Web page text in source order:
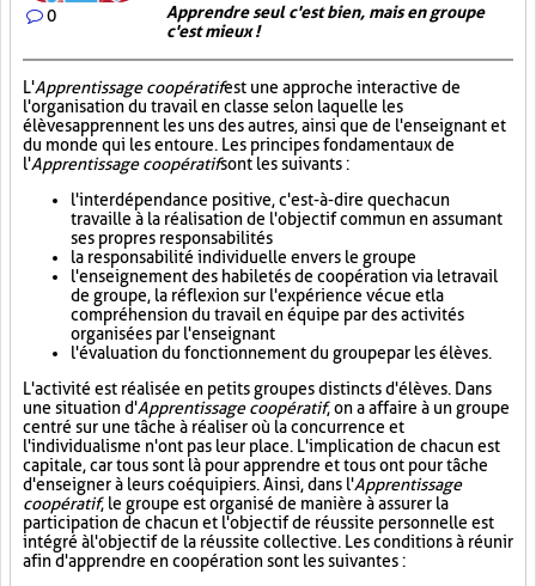
0
Apprendre seul c'est bien, mais en groupe
c'est mieux !
L'Apprentissage coopératifest une approche interactive de
l'organisation du travail en classe selon laquelle les
élèves apprennent les uns des autres, ainsi que de l'enseignant et
du monde qui les entoure. Les principes fondamentaux de
l'Apprentissage coopératifsont les suivants :
l'interdépendance positive, c'est-à-dire que chacun
travaille à la réalisation de l'objectif commun en assumant
ses propres responsabilités
la responsabilité individuelle envers le groupe
l'enseignement des habiletés de coopération via le travail
de groupe, la réflexion sur l'expérience vécue et la
compréhension du travail en équipe par des activités
organisées par l'enseignant
l'évaluation du fonctionnement du groupe par les élèves.
L'activité est réalisée en petits groupes distincts d'élèves. Dans
une situation d'Apprentissage coopératif, on a affaire à un groupe
centré sur une tâche à réaliser où la concurrence et
l'individualisme n'ont pas leur place. L'implication de chacun est
capitale, car tous sont là pour apprendre et tous ont pour tâche
d'enseigner à leurs coéquipiers. Ainsi, dans l'Apprentissage
coopératif, le groupe est organisé de manière à assurer la
participation de chacun et l'objectif de réussite personnelle est
intégré à l'objectif de la réussite collective. Les conditions à réunir
afin d'apprendre en coopération sont les suivantes :